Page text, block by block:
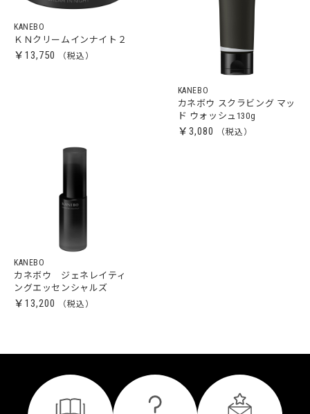
KANEBO
ＫＮクリームインナイト２
￥13,750
KANEBO
カネボウ スクラビング マッ
ド ウォッシュ130g
￥3,080
KANEBO
カネボウ ジェネレイティ
ングエッセンシャルズ
￥13,200